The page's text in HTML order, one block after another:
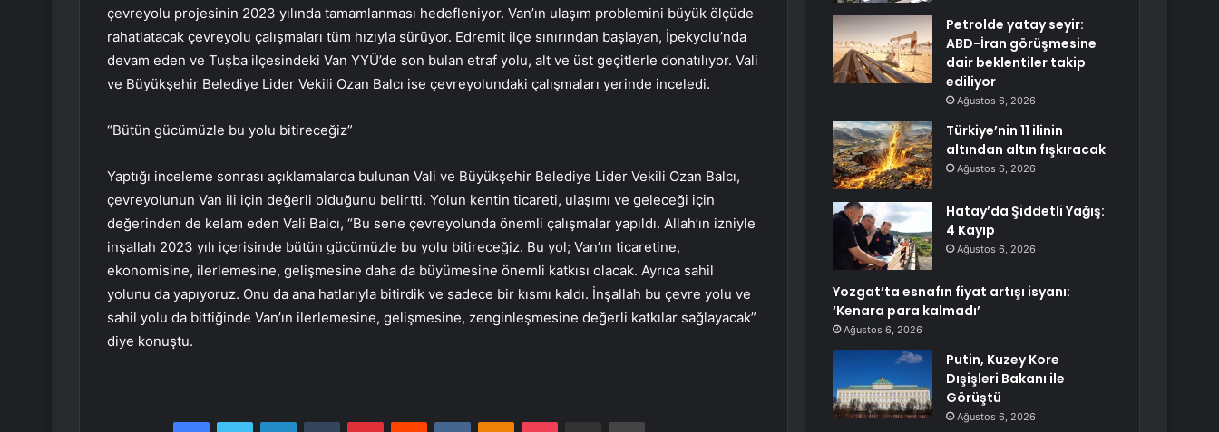
çevreyolu projesinin 2023 yılında tamamlanması hedefleniyor. Van’ın ulaşım problemini büyük ölçüde
rahatlatacak çevreyolu çalışmaları tüm hızıyla sürüyor. Edremit ilçe sınırından başlayan, İpekyolu’nda
devam eden ve Tuşba ilçesindeki Van YYÜ’de son bulan etraf yolu, alt ve üst geçitlerle donatılıyor. Vali
ve Büyükşehir Belediye Lider Vekili Ozan Balcı ise çevreyolundaki çalışmaları yerinde inceledi.
“Bütün gücümüzle bu yolu bitireceğiz”
Yaptığı inceleme sonrası açıklamalarda bulunan Vali ve Büyükşehir Belediye Lider Vekili Ozan Balcı,
çevreyolunun Van ili için değerli olduğunu belirtti. Yolun kentin ticareti, ulaşımı ve geleceği için
değerinden de kelam eden Vali Balcı, “Bu sene çevreyolunda önemli çalışmalar yapıldı. Allah’ın izniyle
inşallah 2023 yılı içerisinde bütün gücümüzle bu yolu bitireceğiz. Bu yol; Van’ın ticaretine,
ekonomisine, ilerlemesine, gelişmesine daha da büyümesine önemli katkısı olacak. Ayrıca sahil
yolunu da yapıyoruz. Onu da ana hatlarıyla bitirdik ve sadece bir kısmı kaldı. İnşallah bu çevre yolu ve
sahil yolu da bittiğinde Van’ın ilerlemesine, gelişmesine, zenginleşmesine değerli katkılar sağlayacak”
diye konuştu.
FacebookTwitter LinkedInTumblr PinterestReddit VKontakteOdnoklassniki
Pocket E-Posta ile paylaş Yazdır
Petrolde yatay seyir:
ABD-İran görüşmesine
dair beklentiler takip
ediliyor
Ağustos 6, 2026
Türkiye’nin 11 ilinin
altından altın fışkıracak
Ağustos 6, 2026
Hatay’da Şiddetli Yağış:
4 Kayıp
Ağustos 6, 2026
Yozgat’ta esnafın fiyat artışı isyanı:
‘Kenara para kalmadı’
Ağustos 6, 2026
Putin, Kuzey Kore
Dışişleri Bakanı ile
Görüştü
Ağustos 6, 2026